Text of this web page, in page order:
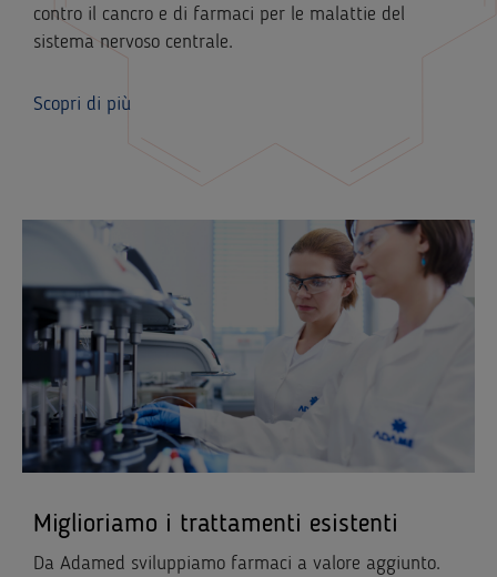
contro il cancro e di farmaci per le malattie del
sistema nervoso centrale.
Scopri di più
Miglioriamo i trattamenti esistenti
Da Adamed sviluppiamo farmaci a valore aggiunto.